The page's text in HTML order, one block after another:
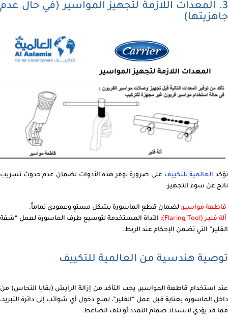
3. المعدات اللازمة لتجهيز المواسير (في حال عدم
جاهزيتها)
تؤكد العالمية للتكييف على ضرورة توفر هذه الأدوات لضمان عدم حدوث تسريب
ناتج عن سوء التجهيز:
قاطعة مواسير: لضمان قطع الماسورة بشكل مستوٍ وعمودي تماماً.
آلة فليـر (Flaring Tool):
الأداة المستخدمة لتوسيع طرف الماسورة لعمل “شفة
الفلير” التي تضمن الإحكام عند الربط.
توصية هندسية من العالمية للتكييف
عند استخدام قاطعة المواسير، يجب التأكد من إزالة الرايش (بقايا النحاس) من
داخل الماسورة بعناية قبل عمل “الفلير”، لمنع دخول أي شوائب إلى دائرة التبريد،
مما قد يؤدي لانسداد صمام التمدد أو تلف الضاغط.